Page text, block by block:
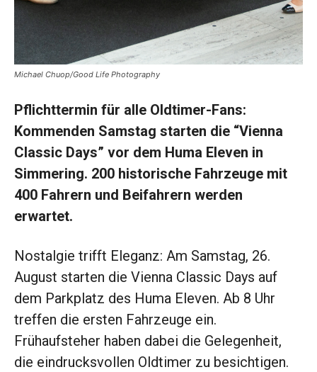
Michael Chuop/Good Life Photography
Pflichttermin für alle Oldtimer-Fans:
Kommenden Samstag starten die “Vienna
Classic Days” vor dem Huma Eleven in
Simmering. 200 historische Fahrzeuge mit
400 Fahrern und Beifahrern werden
erwartet.
Nostalgie trifft Eleganz: Am Samstag, 26.
August starten die Vienna Classic Days auf
dem Parkplatz des Huma Eleven. Ab 8 Uhr
treffen die ersten Fahrzeuge ein.
Frühaufsteher haben dabei die Gelegenheit,
die eindrucksvollen Oldtimer zu besichtigen.